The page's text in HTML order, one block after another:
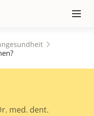
≡
med. dent.